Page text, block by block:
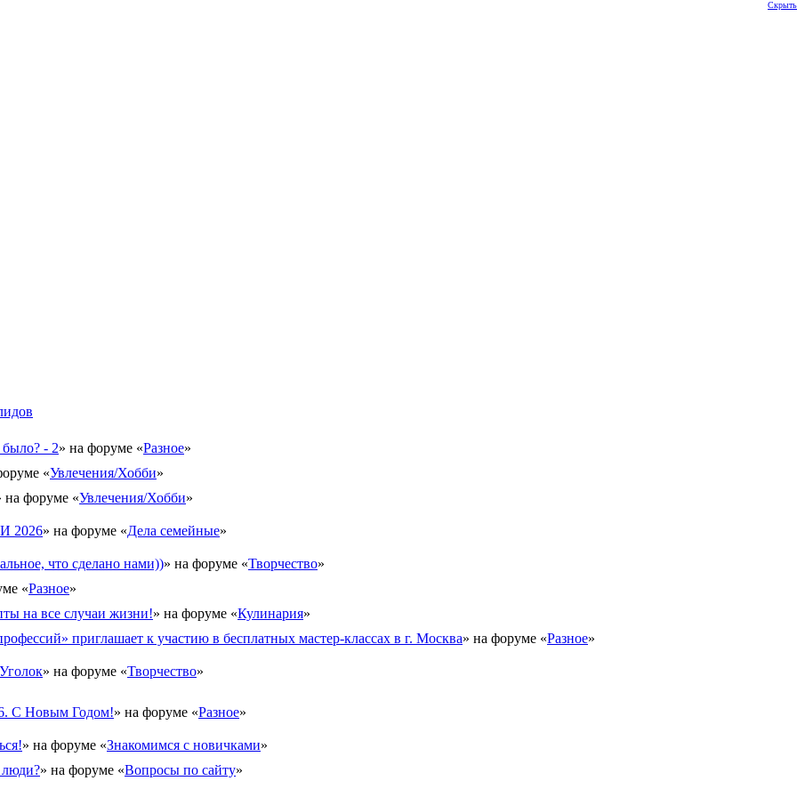
было? - 2» на форуме «Разное»
«Увлечения/Хобби»
на форуме «Увлечения/Хобби»
2026» на форуме «Дела семейные»
что сделано нами))» на форуме «Творчество»
«Разное»
на все случаи жизни!» на форуме «Кулинария»
приглашает к участию в бесплатных мастер-классах в г. Москва» на форуме «Разное»
» на форуме «Творчество»
С Новым Годом!» на форуме «Разное»
» на форуме «Знакомимся с новичками»
» на форуме «Вопросы по сайту»
Скрыть